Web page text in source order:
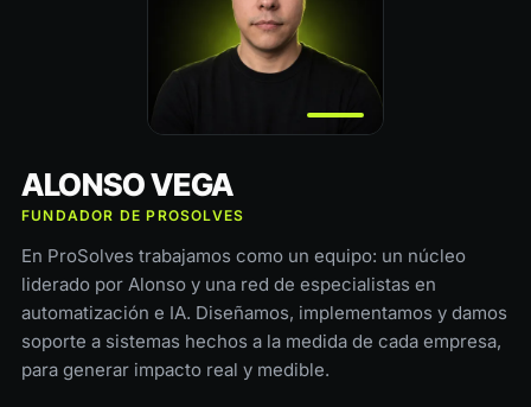
ALONSO VEGA
FUNDADOR DE PROSOLVES
En ProSolves trabajamos como un equipo: un núcleo
liderado por Alonso y una red de especialistas en
automatización e IA. Diseñamos, implementamos y damos
soporte a sistemas hechos a la medida de cada empresa,
para generar impacto real y medible.